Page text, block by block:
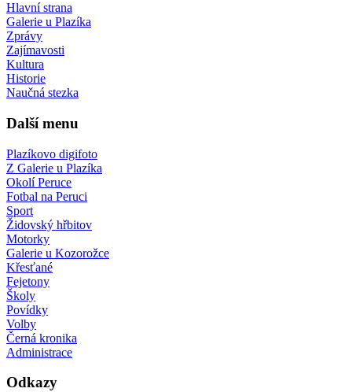
Hlavní strana
Galerie u Plazíka
Zprávy
Zajímavosti
Kultura
Historie
Naučná stezka
Další menu
Plazíkovo digifoto
Z Galerie u Plazíka
Okolí Peruce
Fotbal na Peruci
Sport
Židovský hřbitov
Motorky
Galerie u Kozorožce
Křesťané
Fejetony
Školy
Povídky
Volby
Černá kronika
Administrace
Odkazy